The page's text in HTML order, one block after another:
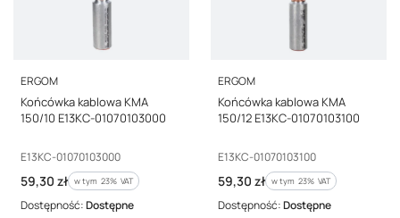
PRODUCENT
ERGOM
Końcówka kablowa KMA
150/10 E13KC-01070103000
Kod producenta
E13KC-01070103000
Cena brutto
59,30 zł w tym %s VAT
w tym 23% VAT
Dostępność:Dostępne
PRODUCENT
ERGOM
Końcówka kablowa KMA
150/12 E13KC-01070103100
Kod producenta
E13KC-01070103100
Cena brutto
59,30 zł w tym %s VAT
w tym 23% VAT
Dostępność:Dostępne